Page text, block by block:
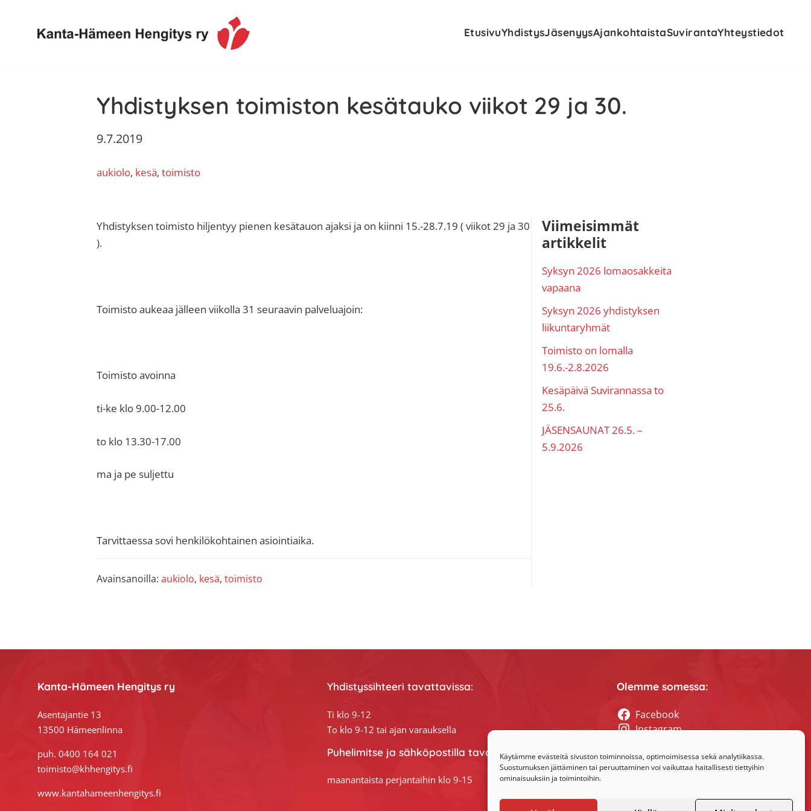
Käytämme evästeitä sivuston toiminnoissa, optimoimisessa sekä analytiikassa.
Suostumuksen jättäminen tai peruuttaminen voi vaikuttaa haitallisesti tiettyihin
ominaisuuksiin ja toimintoihin.
ensisijaiseen
valikkoon
pääsisältöön
ensisijaiseen
sivupalkkiin
alatunnisteeseen
Hämeen
keuhkosairaudet,
EtusivuYhdistysJäsenyysAjankohtaistaSuvirantaYhteystiedot
Yhdistyksen toimiston kesätauko viikot 29 ja 30.
9.7.2019
aukiolo, kesä, toimisto
Yhdistyksen toimisto hiljentyy pienen kesätauon ajaksi ja on kiinni 15.-28.7.19 ( viikot 29 ja 30
).
Toimisto aukeaa jälleen viikolla 31 seuraavin palveluajoin:
Toimisto avoinna
ti-ke klo 9.00-12.00
to klo 13.30-17.00
ma ja pe suljettu
Tarvittaessa sovi henkilökohtainen asiointiaika.
Avainsanoilla: aukiolo, kesä, toimisto
Ensisijainen
sivupalkki
Viimeisimmät
artikkelit
Syksyn 2026 lomaosakkeita
vapaana
Syksyn 2026 yhdistyksen
liikuntaryhmät
Toimisto on lomalla
19.6.-2.8.2026
Kesäpäivä Suvirannassa to
25.6.
JÄSENSAUNAT 26.5. –
5.9.2026
Kanta-Hämeen Hengitys ry
Asentajantie 13
13500 Hämeenlinna
puh. 0400 164 021
toimisto@khhengitys.fi
www.kantahameenhengitys.fi
Yhdistyssihteeri tavattavissa:
Ti klo 9-12
To klo 9-12 tai ajan varauksella
Puhelimitse ja sähköpostilla tavoitat yhdistyssihteerin
maanantaista perjantaihin klo 9-15
Olemme somessa:
Facebook
Instagram